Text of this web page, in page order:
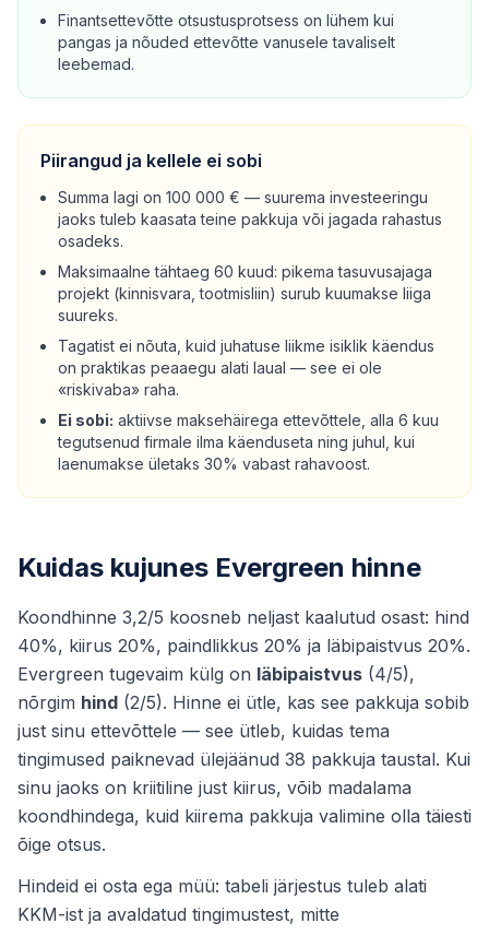
Finantsettevõtte otsustusprotsess on lühem kui
pangas ja nõuded ettevõtte vanusele tavaliselt
leebemad.
Piirangud ja kellele ei sobi
Summa lagi on 100 000 € — suurema investeeringu
jaoks tuleb kaasata teine pakkuja või jagada rahastus
osadeks.
Maksimaalne tähtaeg 60 kuud: pikema tasuvusajaga
projekt (kinnisvara, tootmisliin) surub kuumakse liiga
suureks.
Tagatist ei nõuta, kuid juhatuse liikme isiklik käendus
on praktikas peaaegu alati laual — see ei ole
«riskivaba» raha.
Ei sobi: aktiivse maksehäirega ettevõttele, alla 6 kuu
tegutsenud firmale ilma käenduseta ning juhul, kui
laenumakse ületaks 30% vabast rahavoost.
Kuidas kujunes Evergreen hinne
Koondhinne 3,2/5 koosneb neljast kaalutud osast: hind
40%, kiirus 20%, paindlikkus 20% ja läbipaistvus 20%.
Evergreen tugevaim külg on läbipaistvus (4/5),
nõrgim hind (2/5). Hinne ei ütle, kas see pakkuja sobib
just sinu ettevõttele — see ütleb, kuidas tema
tingimused paiknevad ülejäänud 38 pakkuja taustal. Kui
sinu jaoks on kriitiline just kiirus, võib madalama
koondhindega, kuid kiirema pakkuja valimine olla täiesti
õige otsus.
Hindeid ei osta ega müü: tabeli järjestus tuleb alati
KKM-ist ja avaldatud tingimustest, mitte